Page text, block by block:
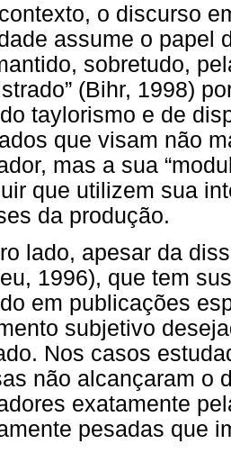
o discurso
assume o papel
sobretudo,
(Bihr, 1998)
taylorismo e de
que visam não
mas a sua
que utilizem sua
da produção.
lado, apesar da
1996), que tem
em publicações
subjetivo
Nos casos
não alcançaram o
exatamente
pesadas que